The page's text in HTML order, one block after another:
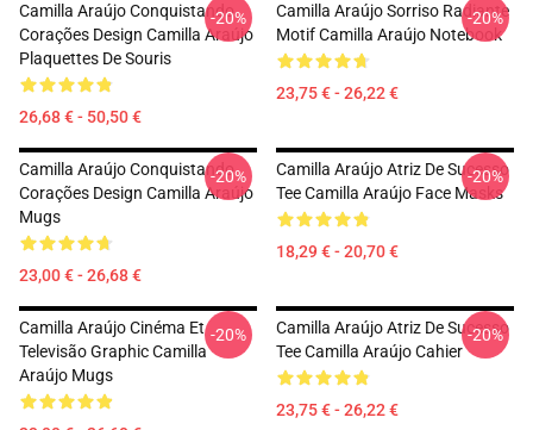
Camilla Araújo Conquistando
Corações Design Camilla Araújo
Plaquettes De Souris
26,68 € - 50,50 €
-20%
Camilla Araújo Sorriso Radiante
Motif Camilla Araújo Notebook
23,75 € - 26,22 €
-20%
Camilla Araújo Conquistando
Corações Design Camilla Araújo
Mugs
23,00 € - 26,68 €
-20%
Camilla Araújo Atriz De Sucesso
Tee Camilla Araújo Face Masks
18,29 € - 20,70 €
-20%
Camilla Araújo Cinéma Et
Televisão Graphic Camilla
Araújo Mugs
-20%
Camilla Araújo Atriz De Sucesso
Tee Camilla Araújo Cahier
23,75 € - 26,22 €
-20%